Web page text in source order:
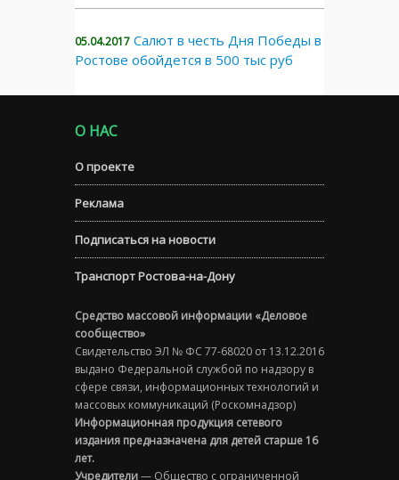
05.04.2017 Салют в честь Дня Победы в
Ростове обойдется в 500 тыс руб
О НАС
О проекте
Реклама
Подписаться на новости
Транспорт Ростова-на-Дону
Средство массовой информации «Деловое
сообщество»
Свидетельство ЭЛ № ФС 77-68020 от 13.12.2016
выдано Федеральной службой по надзору в
сфере связи, информационных технологий и
массовых коммуникаций (Роскомнадзор)
Информационная продукция сетевого
издания предназначена для детей старше 16
лет.
Учредители— Общество с ограниченной